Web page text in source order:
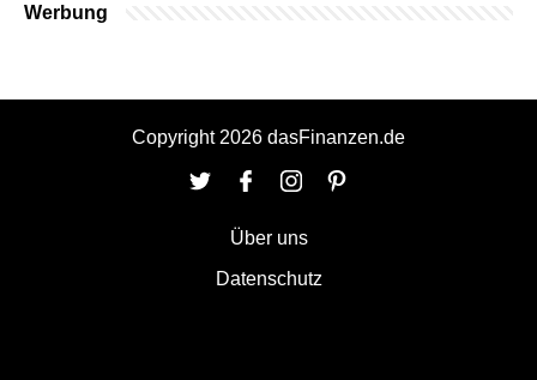
Werbung
Copyright 2026 dasFinanzen.de
Über uns
Datenschutz